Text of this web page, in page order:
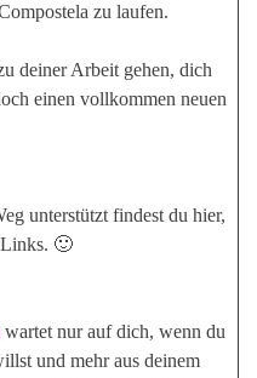
zu laufen.
deiner Arbeit gehen, dich
einen vollkommen neuen
unterstützt findest du hier,
Links. 🙂
wartet nur auf dich, wenn du
und mehr aus deinem